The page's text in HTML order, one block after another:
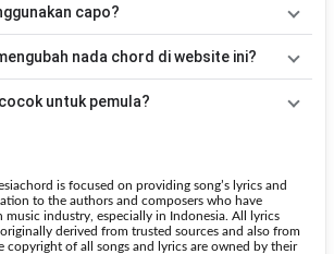
acuan, kamu dapat menggunakan pola
.
capo?
ingin mengikuti nada asli penyanyi, kamu
nada chord di website ini?
untuk menurunkan nada. Seluruh chord akan
untuk pemula?
oleh pemula tanpa menghilangkan struktur dasar lagu.
is focused on providing song’s lyrics and
to the authors and composers who have
music industry, especially in Indonesia. All lyrics
derived from trusted sources and also from
copyright of all songs and lyrics are owned by their